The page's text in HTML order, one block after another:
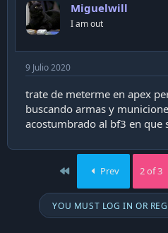
o
n
s
Miguelwill
I am out
9 Julio 2020
trate de meterme en apex
buscando armas y
acostumbrado al bf3 en que
First Prev 2 of 3
YOU MUST LOG IN OR